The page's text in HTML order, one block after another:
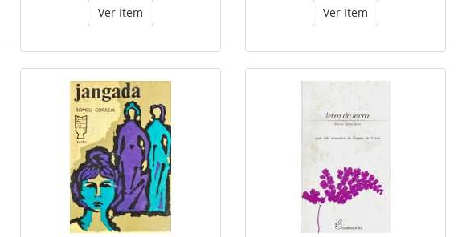
Ver Item Ver Item